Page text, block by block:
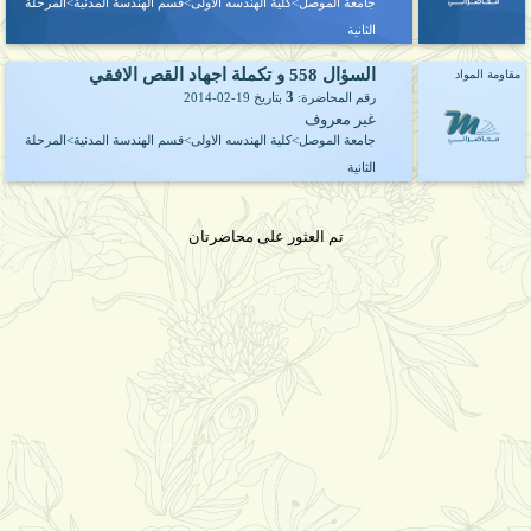
الثانية
مقاومة المواد السؤال 558 و تكملة اجهاد القص الافقي
رقم المحاضرة: 3بتاريخ 2014-02-19
غير معروف
جامعة الموصل>كلية الهندسه الاولى>قسم الهندسة المدنية>المرحلة
الثانية
تم العثور على محاضرتان